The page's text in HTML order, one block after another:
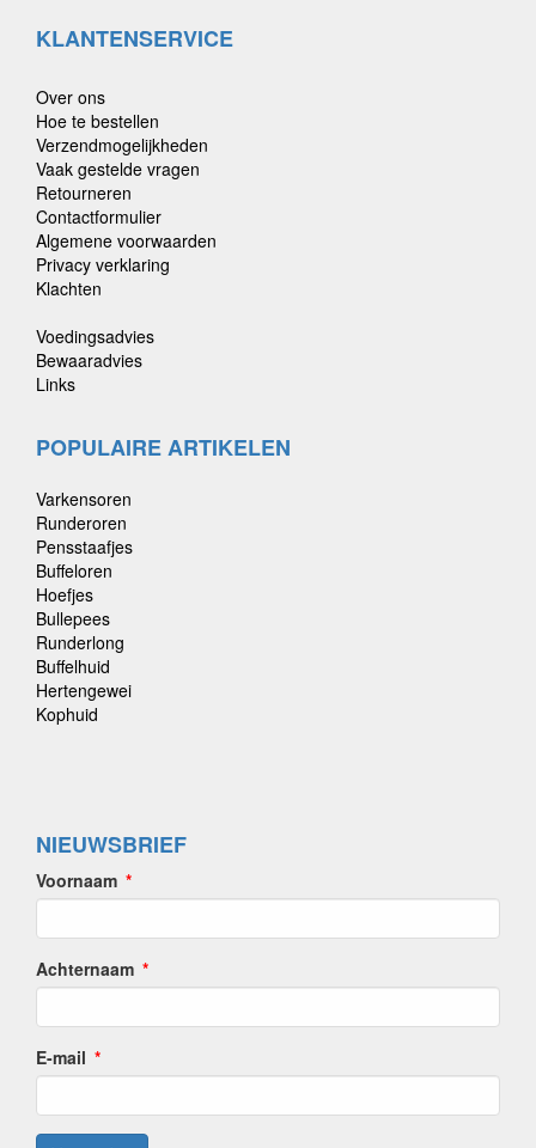
KLANTENSERVICE
Over ons
Hoe te bestellen
Verzendmogelijkheden
Vaak gestelde vragen
Retourneren
Contactformulier
Algemene voorwaarden
Privacy verklaring
Klachten
Voedingsadvies
Bewaaradvies
Links
POPULAIRE ARTIKELEN
Varkensoren
Runderoren
Pensstaafjes
Buffeloren
Hoefjes
Bullepees
Runderlong
Buffelhuid
Hertengewei
Kophuid
NIEUWSBRIEF
Voornaam
Achternaam
E-mail